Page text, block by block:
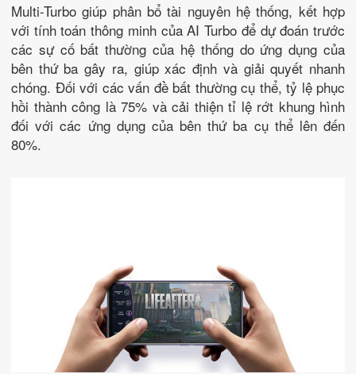
Multi-Turbo giúp phân bổ tài nguyên hệ thống, kết hợp
với tính toán thông minh của AI Turbo để dự đoán trước
các sự cố bất thường của hệ thống do ứng dụng của
bên thứ ba gây ra, giúp xác định và giải quyết nhanh
chóng. Đối với các vấn đề bất thường cụ thể, tỷ lệ phục
hồi thành công là 75% và cải thiện tỉ lệ rớt khung hình
đối với các ứng dụng của bên thứ ba cụ thể lên đến
80%.